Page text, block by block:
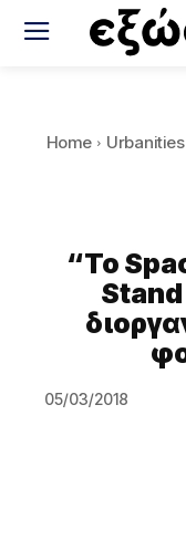
Home Urbanities
“To
Stand
05/03/2018